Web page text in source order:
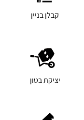
קבלן בניין
יציקת בטון